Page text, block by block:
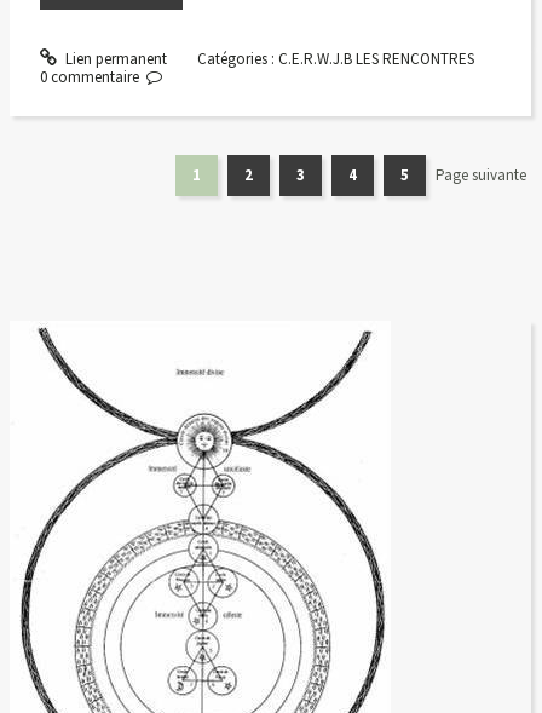
Lien permanent Catégories : C.E.R.W.J.B LES RENCONTRES
0 commentaire
1 2 3 4 5 Page suivante